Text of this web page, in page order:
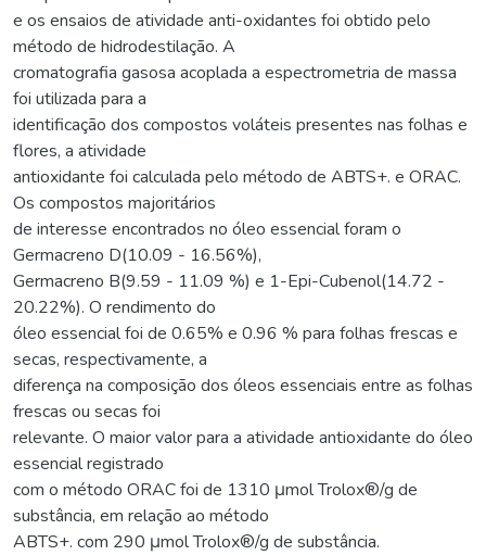
e os ensaios de atividade anti-oxidantes foi obtido pelo
método de hidrodestilação. A
cromatografia gasosa acoplada a espectrometria de massa
foi utilizada para a
identificação dos compostos voláteis presentes nas folhas e
flores, a atividade
antioxidante foi calculada pelo método de ABTS+. e ORAC.
Os compostos majoritários
de interesse encontrados no óleo essencial foram o
Germacreno D(10.09 - 16.56%),
Germacreno B(9.59 - 11.09 %) e 1-Epi-Cubenol(14.72 -
20.22%). O rendimento do
óleo essencial foi de 0.65% e 0.96 % para folhas frescas e
secas, respectivamente, a
diferença na composição dos óleos essenciais entre as folhas
frescas ou secas foi
relevante. O maior valor para a atividade antioxidante do óleo
essencial registrado
com o método ORAC foi de 1310 μmol Trolox®/g de
substância, em relação ao método
ABTS+. com 290 μmol Trolox®/g de substância.